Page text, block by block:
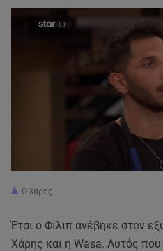
Ο Χάρης
Έτσι ο Φίλιπ ανέβηκε στον
Χάρης και η Wasa. Αυτός